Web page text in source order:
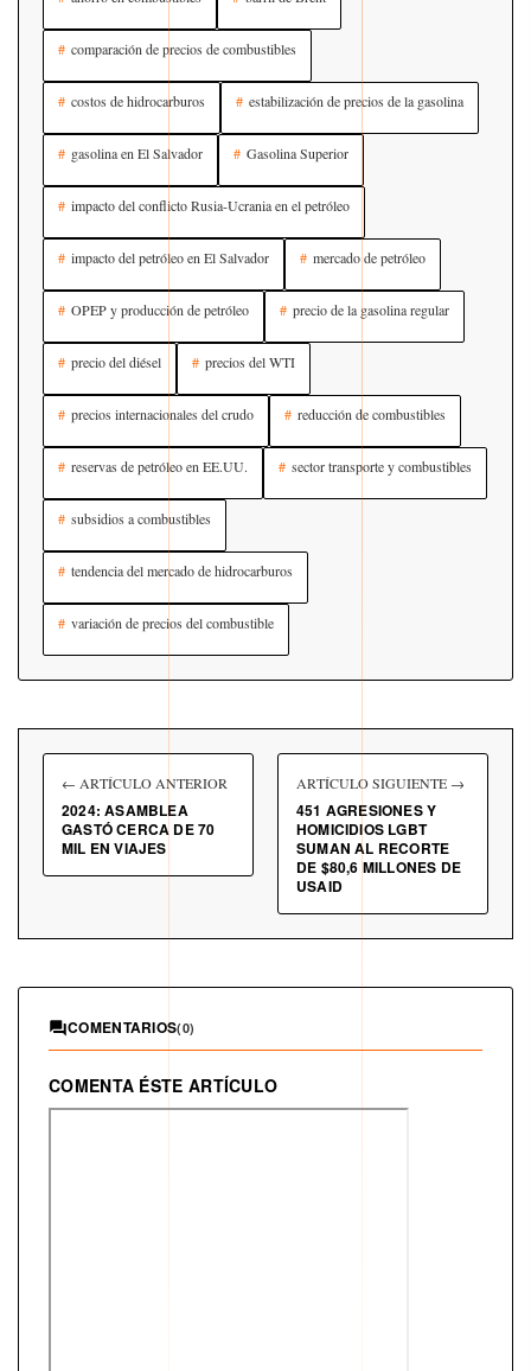
comparación de precios de combustibles
costos de hidrocarburos estabilización de precios de la gasolina
gasolina en El Salvador Gasolina Superior
impacto del conflicto Rusia-Ucrania en el petróleo
impacto del petróleo en El Salvador mercado de petróleo
OPEP y producción de petróleo precio de la gasolina regular
precio del diésel precios del WTI
precios internacionales del crudo reducción de combustibles
reservas de petróleo en EE.UU. sector transporte y combustibles
subsidios a combustibles
tendencia del mercado de hidrocarburos
variación de precios del combustible
← ARTÍCULO ANTERIOR
2024: ASAMBLEA
GASTÓ CERCA DE 70
MIL EN VIAJES
ARTÍCULO SIGUIENTE →
451 AGRESIONES Y
HOMICIDIOS LGBT
SUMAN AL RECORTE
DE $80,6 MILLONES DE
USAID
COMENTARIOS(0)
COMENTA ÉSTE ARTÍCULO